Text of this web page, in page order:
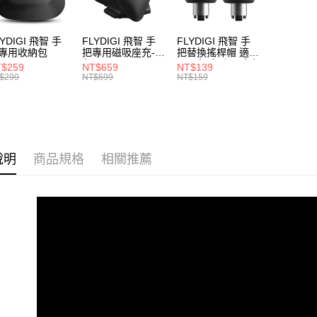
飛智 手
用收納包
FLYDIGI 飛智 手
把專用磁吸座充-黑
色
NT$659
NT$699
FLYDIGI 飛智 手
把替換搖桿帽 適用
八爪魚系列/黑武士
系列
NT$139
NT$159
明 商品規格 相關推薦